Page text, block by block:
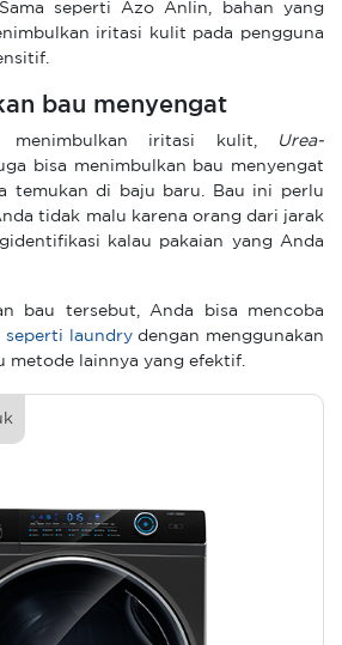
seperti Azo Anlin, bahan yang
iritasi kulit pada pengguna
bau menyengat
menimbulkan iritasi kulit,
Urea-
bisa menimbulkan bau menyengat
temukan di baju baru. Bau ini perlu
tidak malu karena orang dari jarak
kalau pakaian yang Anda
bau tersebut, Anda bisa mencoba
seperti laundrydengan menggunakan
metode lainnya yang efektif.